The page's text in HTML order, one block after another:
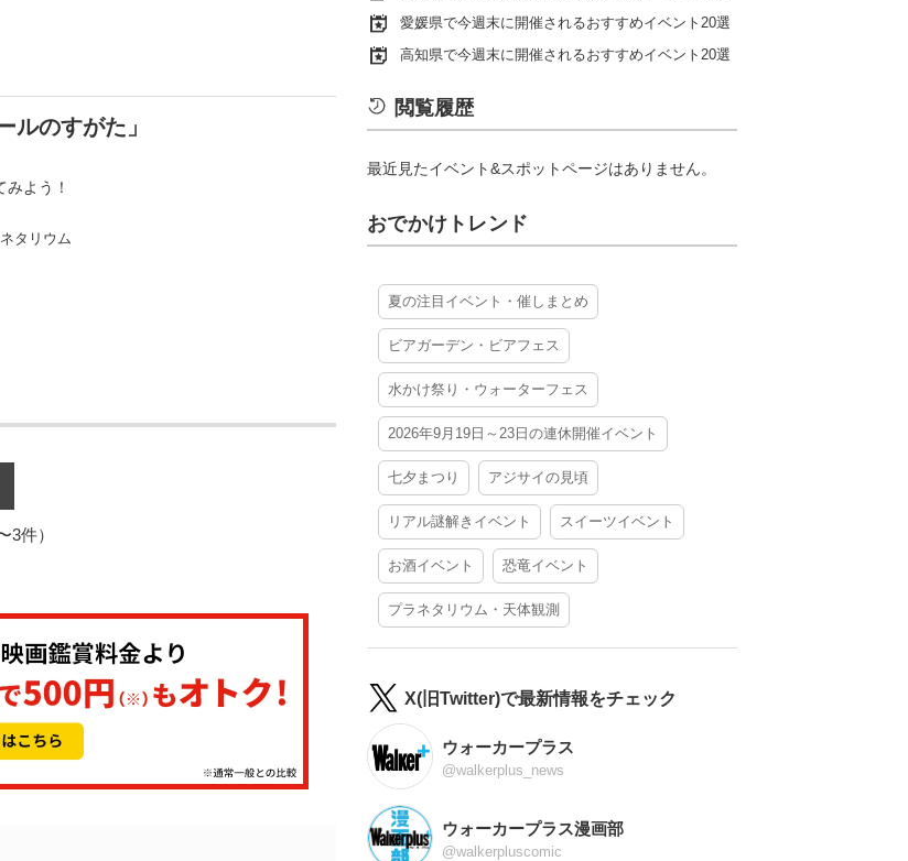
ルのすがた」
よう！
タリウム
3件）
愛媛県で今週末に開催されるおすすめイベント20選
高知県で今週末に開催されるおすすめイベント20選
閲覧履歴
最近見たイベント&スポットページはありません。
おでかけトレンド
夏の注目イベント・催しまとめ
ビアガーデン・ビアフェス
水かけ祭り・ウォーターフェス
2026年9月19日～23日の連休開催イベント
七夕まつり アジサイの見頃
リアル謎解きイベント スイーツイベント
お酒イベント 恐竜イベント
プラネタリウム・天体観測
X(旧Twitter)で最新情報をチェック
ウォーカープラス
@walkerplus_news
ウォーカープラス漫画部
@walkerpluscomic